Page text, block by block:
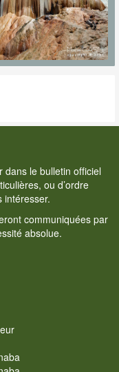
dans le bulletin officiel
ou d’ordre
intéresser.
communiquées par
absolue.